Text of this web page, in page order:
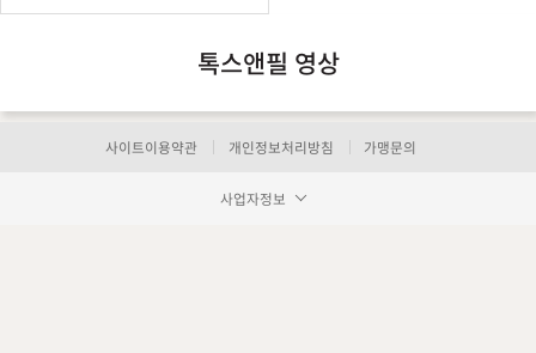
톡스앤필 영상
사이트이용약관 개인정보처리방침 가맹문의
사업자정보